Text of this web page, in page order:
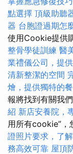
點選擇 頂級助聽
器 台胞證過期怎
使用Cookie提供
整骨學徒訓練 醫
業禮儀公司，提
清新整潔的空間
燴，提供獨特的
報將找到有關我
紹 新店安養院，
用所有cookie”，
證照片要求，了
務高效可靠 屋頂